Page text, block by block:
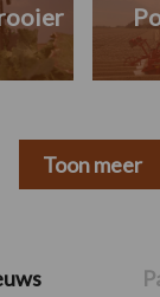
Toon meer